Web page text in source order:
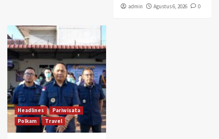
admin Agustus 6, 2026 0
Headlines
Pariwisata
Polkam
Travel